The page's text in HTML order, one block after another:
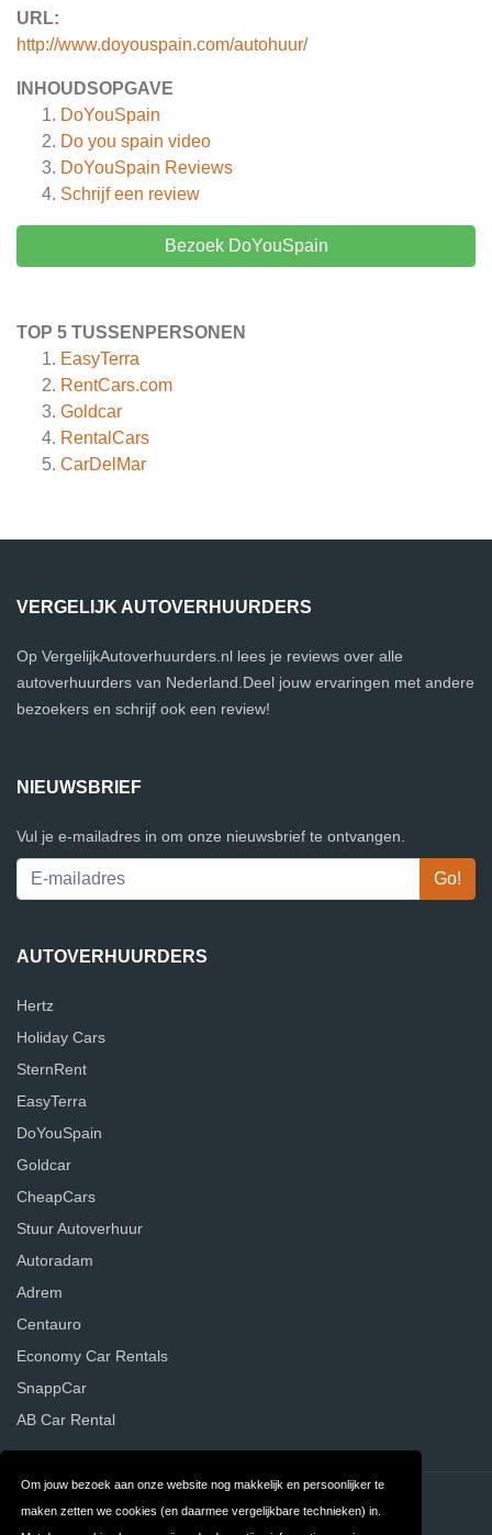
Om jouw bezoek aan onze website nog makkelijk en persoonlijker te
maken zetten we cookies (en daarmee vergelijkbare technieken) in.
URL:
http://www.doyouspain.com/autohuur/
INHOUDSOPGAVE
DoYouSpain
Do you spain video
DoYouSpain Reviews
Schrijf een review
Bezoek DoYouSpain
TOP 5 TUSSENPERSONEN
EasyTerra
RentCars.com
Goldcar
RentalCars
CarDelMar
VERGELIJK AUTOVERHUURDERS
Op VergelijkAutoverhuurders.nl lees je reviews over alle
autoverhuurders van Nederland.Deel jouw ervaringen met andere
bezoekers en schrijf ook een review!
NIEUWSBRIEF
Vul je e-mailadres in om onze nieuwsbrief te ontvangen.
AUTOVERHUURDERS
Hertz
Holiday Cars
SternRent
EasyTerra
DoYouSpain
Goldcar
CheapCars
Stuur Autoverhuur
Autoradam
Adrem
Centauro
Economy Car Rentals
SnappCar
AB Car Rental
Contact Privacy